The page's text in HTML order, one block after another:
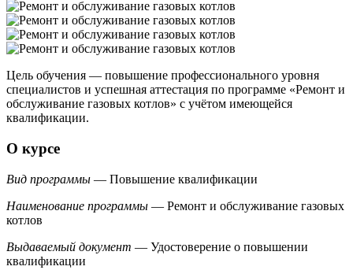
Цель обучения — повышение профессионального уровня
специалистов и успешная аттестация по программе «Ремонт и
обслуживание газовых котлов» с учётом имеющейся
квалификации.
О курсе
Вид программы — Повышение квалификации
Наименование программы — Ремонт и обслуживание газовых
котлов
Выдаваемый документ — Удостоверение о повышении
квалификации